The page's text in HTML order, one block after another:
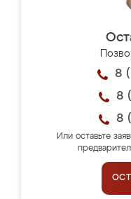
8
8
8
Или оставьте